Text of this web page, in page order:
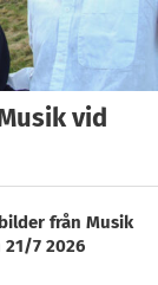
vid
från Musik
7 2026